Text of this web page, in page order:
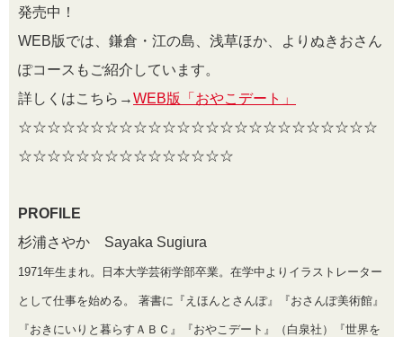
発売中！
WEB版では、鎌倉・江の島、浅草ほか、よりぬきおさん
ぽコースもご紹介しています。
詳しくはこちら→WEB版「おやこデート」
☆☆☆☆☆☆☆☆☆☆☆☆☆☆☆☆☆☆☆☆☆☆☆☆☆
☆☆☆☆☆☆☆☆☆☆☆☆☆☆☆
PROFILE
杉浦さやか Sayaka Sugiura
1971年生まれ。日本大学芸術学部卒業。在学中よりイラストレーター
として仕事を始める。 著書に『えほんとさんぽ』『おさんぽ美術館』
『おきにいりと暮らすＡＢＣ』『おやこデート』（白泉社）『世界を